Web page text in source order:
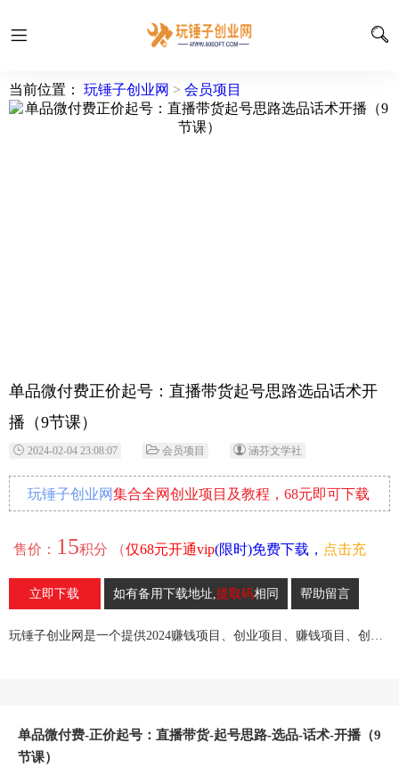
当前位置： 玩锤子创业网 > 会员项目
单品微付费正价起号：直播带货起号思路选品话术开
播（9节课）
2024-02-04 23:08:07 会员项目 涵芬文学社
玩锤子创业网集合全网创业项目及教程，68元即可下载
售价： 15积分 （仅68元开通vip(限时)免费下载， 点击充
）
立即下载 如有备用下载地址,提取码相同 帮助留言
玩锤子创业网是一个提供2024赚钱项目、创业项目、赚钱项目、创业赚钱教程、引流教程的创业网,欢迎来玩锤子创业网！
单品微付费-正价起号：直播带货-起号思路-选品-话术-开播（9
节课）